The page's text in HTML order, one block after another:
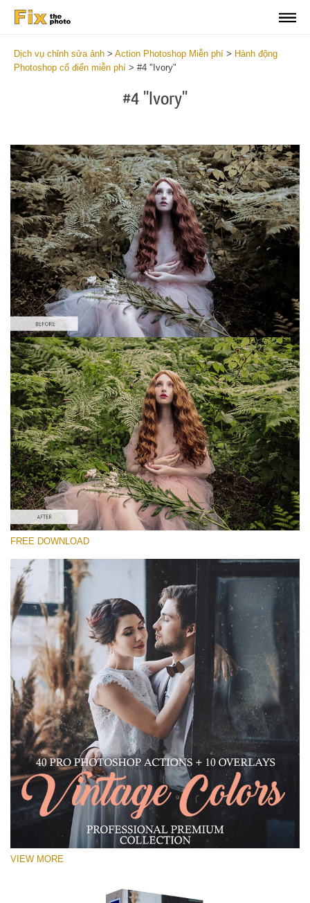
Dịch vụ chỉnh sửa ảnh > Action Photoshop Miễn phí > Hành động
Photoshop cổ điển miễn phí > #4 "Ivory"
#4 "Ivory"
Xin hãy lựa chọn
Free Vintage Action #4
Vintage Colors
Cinematic Complete
Entire Collection
Tải xuống miễn phí
FREE DOWNLOAD
VIEW MORE